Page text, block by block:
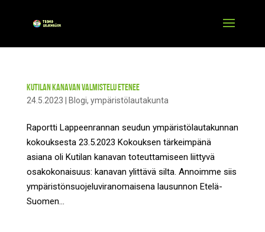
Kutilan kanavan valmistelu etenee
24.5.2023 Blogi, ympäristölautakunta
Raportti Lappeenrannan seudun ympäristölautakunnan
kokouksesta 23.5.2023 Kokouksen tärkeimpänä
asiana oli Kutilan kanavan toteuttamiseen liittyvä
osakokonaisuus: kanavan ylittävä silta. Annoimme siis
ympäristönsuojeluviranomaisena lausunnon Etelä-
Suomen...